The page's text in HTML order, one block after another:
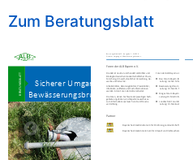
Zum Beratungsblatt